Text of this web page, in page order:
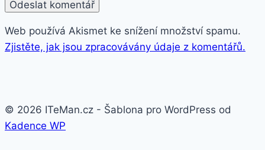
Web používá Akismet ke snížení množství spamu.
Zjistěte, jak jsou zpracovávány údaje z komentářů.
© 2026 ITeMan.cz - Šablona pro WordPress od
Kadence WP